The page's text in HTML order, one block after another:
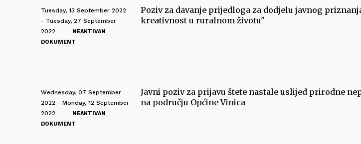
Tuesday, 13 September 2022
- Tuesday, 27 September
2022
NEAKTIVAN
DOKUMENT
Poziv za davanje prijedloga za dodjelu javnog
kreativnost u ruralnom životu"
Wednesday, 07 September
2022 - Monday, 12 September
2022
NEAKTIVAN
DOKUMENT
Javni poziv za prijavu štete nastale uslijed prirodne
na području Općine Vinica